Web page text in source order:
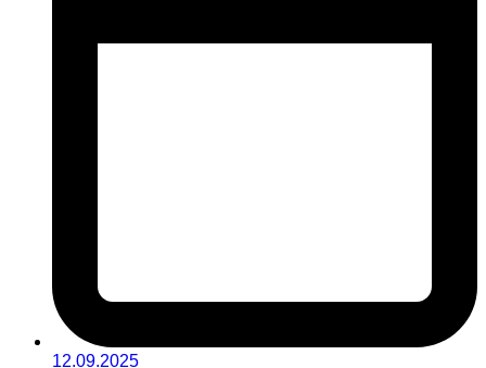
12.09.2025